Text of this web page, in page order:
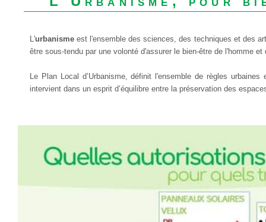
L'urbanisme est l'ensemble des sciences, des techniques et des
être sous-tendu par une volonté d'assurer le bien-être de l'homme
Le Plan Local d’Urbanisme, définit l'ensemble de règles
intervient dans un esprit d’équilibre entre la préservation des